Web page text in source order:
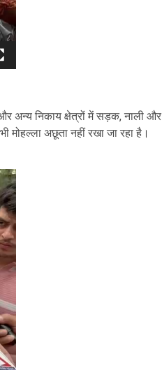
अन्य निकाय क्षेत्रों में सड़क, नाली और
मोहल्ला अछूता नहीं रखा जा रहा है।